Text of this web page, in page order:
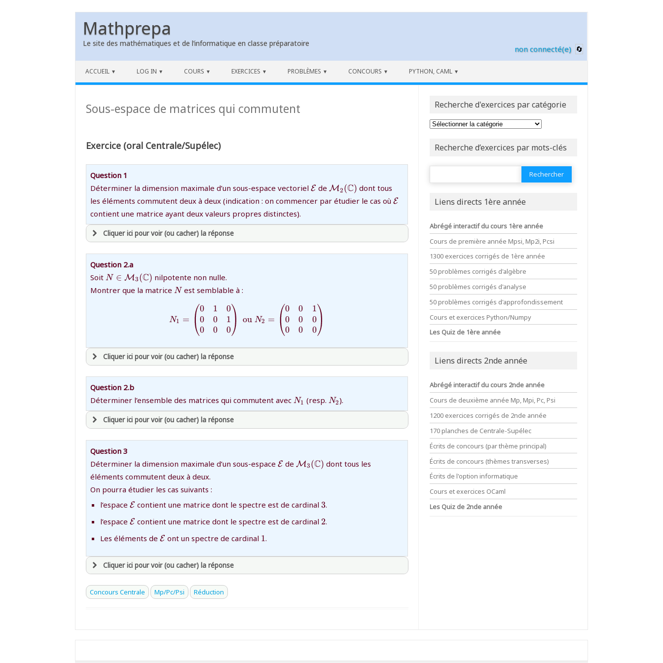
Mathprepa
Le site des mathématiques et de l’informatique en classe préparatoire
non connecté(e)
ACCUEIL LOG IN COURS EXERCICES PROBLÈMES CONCOURS PYTHON, CAML
Sous-espace de matrices qui commutent
Exercice (oral Centrale/Supélec)
Question 1
Déterminer la dimension maximale d’un sous-espace vectoriel {\mathcal{E}}
E de{\mathcal{M}_2(\mathbb{C})}
M2 (C) dont tous
les éléments commutent deux à deux (indication : on commencer par étudier le cas où {\mathcal{E}}
E
contient une matrice ayant deux valeurs propres distinctes).
Cliquer ici pour voir (ou cacher) la réponse
avoir
une souscription active sur mathprepa
connecté au site
la page d'extraits libres
le plan du site
Question 2.a
Soit {N \in
\mathcal{M}_3(\mathbb{C})}
N ∈ M3 (C) nilpotente non nulle.
Montrer que la matrice {N}
Nest semblable à :
{N_1=\begin{pmatrix} 0 & 1 & 0 \\ 0 & 0 & 1 \\ 0 & 0 & 0
N1 =
0
0
0
1
0
0
0
1
0
ou N2 =
0
0
0
0
0
0
1
0
0
Cliquer ici pour voir (ou cacher) la réponse
avoir
une souscription active sur mathprepa
revenir àla page d'accueil
ou consulter
Question 2.b
Déterminer l’ensemble des matrices qui commutent avec {N_1}
N1 (resp. {N_2}
N2).
Cliquer ici pour voir (ou cacher) la réponse
avoir
une souscription active sur mathprepa
revenir àla page d'accueil
ou consulterle plan du site
Question 3
Déterminer la dimension maximale d’un sous-espace {\mathcal{E}}
E de {\mathcal{M}_3(\mathbb{C})}
M3 (C) dont tous les
éléments commutent deux à deux.
On pourra étudier les cas suivants :
l’espace {\mathcal{E}}
E contient une matrice dont le spectre est de cardinal{3}
3.
l’espace {\mathcal{E}}
E contient une matrice dont le spectre est de cardinal {2}
2.
Les éléments de {\mathcal{E}}
E ont un spectre de cardinal {1}
1.
Cliquer ici pour voir (ou cacher) la réponse
avoirune souscription active sur mathprepa
Concours Centrale Mp/Pc/Psi Réduction
Recherche d'exercices par catégorie
Recherche d’exercices par mots-clés
Rechercher :
Liens directs 1ère année
Abrégé interactif du cours 1ère année
Cours de première année Mpsi, Mp2i, Pcsi
1300 exercices corrigés de 1ère année
50 problèmes corrigés d'algèbre
50 problèmes corrigés d'analyse
50 problèmes corrigés d'approfondissement
Cours et exercices Python/Numpy
Les Quiz de 1ère année
Liens directs 2nde année
Abrégé interactif du cours 2nde année
Cours de deuxième année Mp, Mpi, Pc, Psi
1200 exercices corrigés de 2nde année
170 planches de Centrale-Supélec
Écrits de concours (par thème principal)
Écrits de concours (thèmes transverses)
Écrits de l'option informatique
Cours et exercices OCaml
Les Quiz de 2nde année